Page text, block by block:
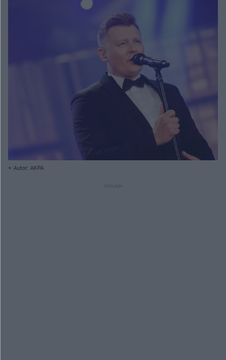
Autor: AKPA